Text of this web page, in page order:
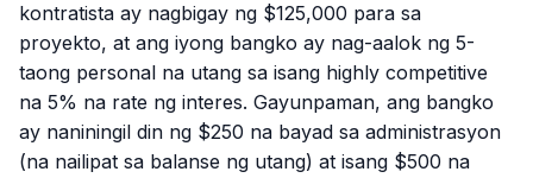
kontratista ay nagbigay ng $125,000 para sa
proyekto, at ang iyong bangko ay nag-aalok ng 5-
taong personal na utang sa isang highly competitive
na 5% na rate ng interes. Gayunpaman, ang bangko
ay naniningil din ng $250 na bayad sa administrasyon
(na nailipat sa balanse ng utang) at isang $500 na